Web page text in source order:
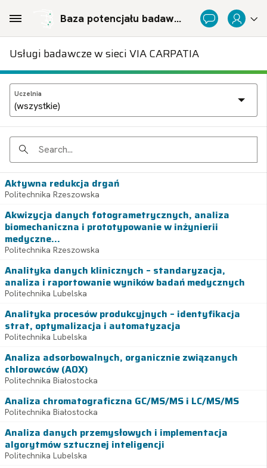
Baza potencjału badawczego Politechnicznej Sieci Via Carpatia im. Prezydenta RP Lecha Kaczyńskiego
Usługi badawcze w sieci VIA CARPATIA
Uczelnia
Search
Aktywna redukcja drgań
Politechnika Rzeszowska
Akwizycja danych fotogrametrycznych, analiza
biomechaniczna i prototypowanie w inżynierii
medyczne...
Politechnika Rzeszowska
Analityka danych klinicznych – standaryzacja,
analiza i raportowanie wyników badań medycznych
Politechnika Lubelska
Analityka procesów produkcyjnych – identyfikacja
strat, optymalizacja i automatyzacja
Politechnika Lubelska
Analiza adsorbowalnych, organicznie związanych
chlorowców (AOX)
Politechnika Białostocka
Analiza chromatograficzna GC/MS/MS i LC/MS/MS
Politechnika Białostocka
Analiza danych przemysłowych i implementacja
algorytmów sztucznej inteligencji
Politechnika Lubelska